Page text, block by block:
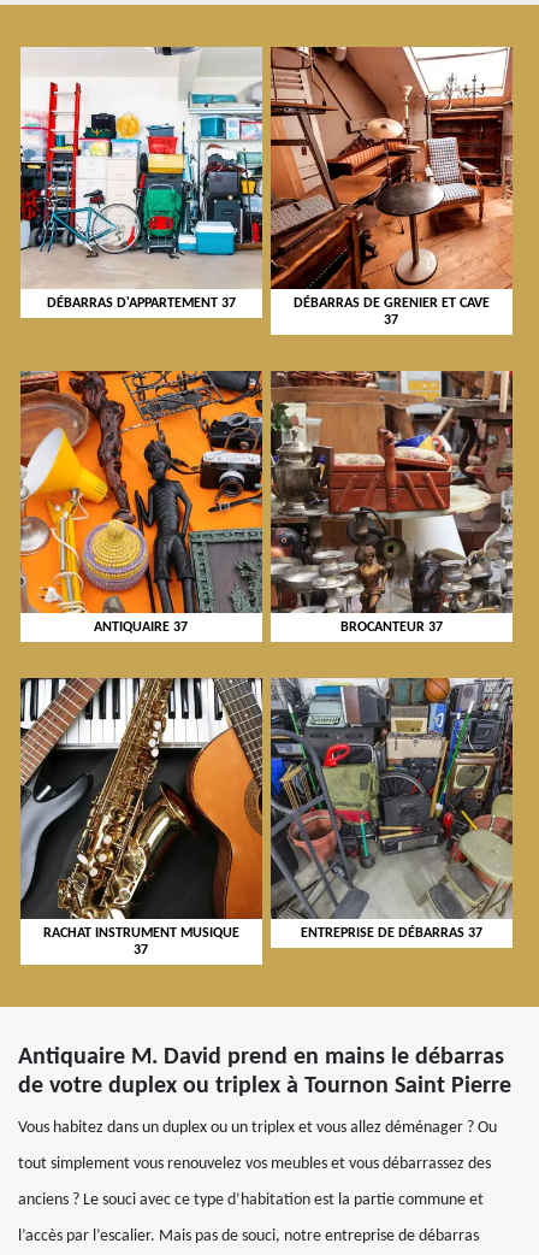
DÉBARRAS D'APPARTEMENT 37
DÉBARRAS DE GRENIER ET CAVE
37
ANTIQUAIRE 37 BROCANTEUR 37
RACHAT INSTRUMENT MUSIQUE
37
ENTREPRISE DE DÉBARRAS 37
Antiquaire M. David prend en mains le débarras
de votre duplex ou triplex à Tournon Saint Pierre
Vous habitez dans un duplex ou un triplex et vous allez déménager ? Ou
tout simplement vous renouvelez vos meubles et vous débarrassez des
anciens ? Le souci avec ce type d’habitation est la partie commune et
l’accès par l’escalier. Mais pas de souci, notre entreprise de débarras